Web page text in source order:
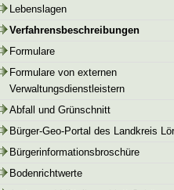
Lebenslagen
Verfahrensbeschreibungen
Formulare
Formulare von externen
Verwaltungsdienstleistern
Abfall und Grünschnitt
Bürger-Geo-Portal des Landkreis
Bürgerinformationsbroschüre
Bodenrichtwerte